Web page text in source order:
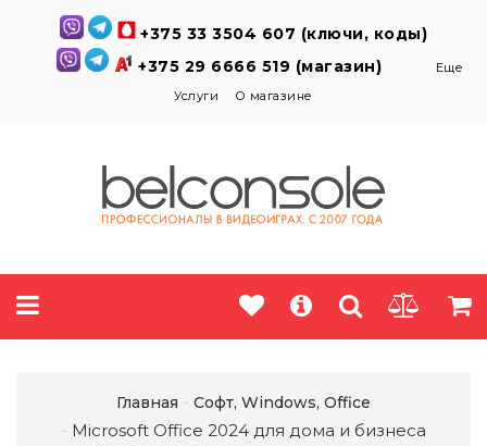
+375 33 3504 607 (ключи, коды)
+375 29 6666 519 (магазин)
Еще
Услуги
О магазине
Главная Софт, Windows, Office
Microsoft Office 2024 для дома и бизнеса